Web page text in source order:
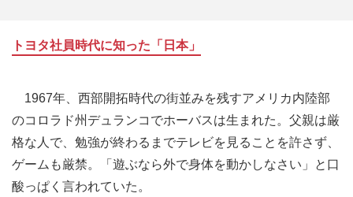
トヨタ社員時代に知った「日本」
1967年、西部開拓時代の街並みを残すアメリカ内陸部
のコロラド州デュランコでホーバスは生まれた。父親は厳
格な人で、勉強が終わるまでテレビを見ることを許さず、
ゲームも厳禁。「遊ぶなら外で身体を動かしなさい」と口
酸っぱく言われていた。